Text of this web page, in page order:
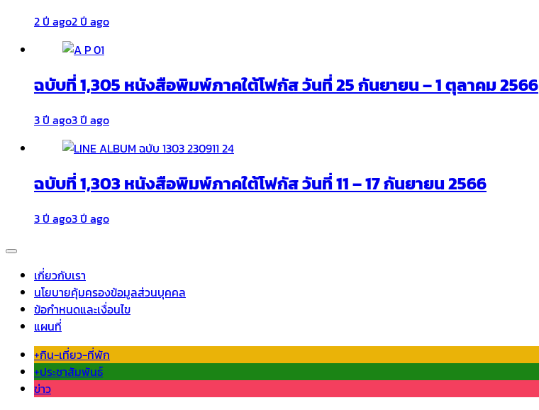
2 ปี ago2 ปี ago
ฉบับที่ 1,305 หนังสือพิมพ์ภาคใต้โฟกัส วันที่ 25 กันยายน – 1 ตุลาคม 2566
3 ปี ago3 ปี ago
ฉบับที่ 1,303 หนังสือพิมพ์ภาคใต้โฟกัส วันที่ 11 – 17 กันยายน 2566
3 ปี ago3 ปี ago
เกี่ยวกับเรา
นโยบายคุ้มครองข้อมูลส่วนบุคคล
ข้อกำหนดและเงื่อนไข
แผนที่
+กิน-เที่ยว-ที่พัก
+ประชาสัมพันธ์
ข่าว